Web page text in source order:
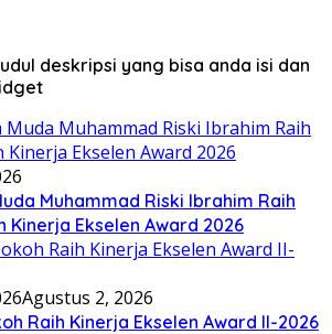
deskripsi yang bisa anda isi dan
Muhammad Riski Ibrahim Raih
Kinerja Ekselen Award 2026
Agustus 2, 2026
Raih Kinerja Ekselen Award II-2026